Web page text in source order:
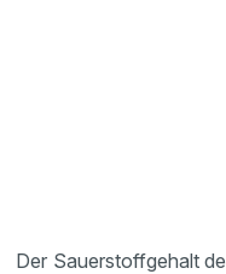
Der Sauerstoffgehalt